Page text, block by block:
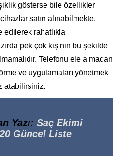
gösterse bile özellikler
satın alınabilmekte,
edilerek rahatlıkla
pek çok kişinin bu şekilde
Telefonu ele almadan
ve uygulamaları yönetmek
atabilirsiniz.
Yazı: Saç Ekimi
Güncel Liste